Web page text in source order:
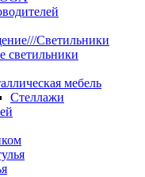
Светильники
светильники
мебель
Стеллажи